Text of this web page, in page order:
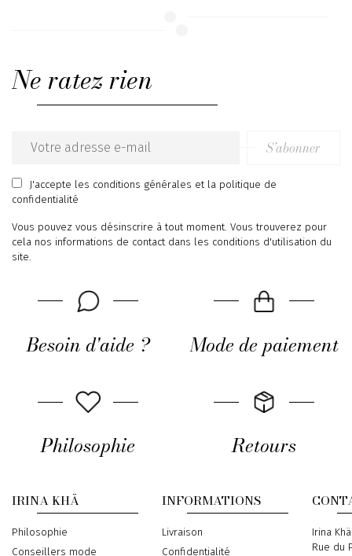
Ne ratez rien
Email
address
S’abonner
J'accepte les conditions générales et la politique de
confidentialité
Vous pouvez vous désinscrire à tout moment. Vous trouverez pour
cela nos informations de contact dans les conditions d'utilisation du
site.
Besoin d'aide ? Mode de paiement
Philosophie Retours
IRINA KHÄ
Philosophie
Conseillers mode
INFORMATIONS
Livraison
Confidentialité
Address
Irina Khä
Rue du